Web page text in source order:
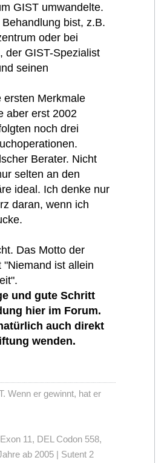
GIST umwandelte.
bist, z.B.
oder bei
der GIST-Spezialist
seinen
ersten Merkmale
aber erst 2002
noch drei
Berater. Nicht
selten an den
ideal. Ich denke nur
daran, wenn ich
Das Motto der
"Niemand ist allein
und gute Schritt
hier im Forum.
auch direkt
wenden.
Wenn er gewinnt, hat er
11, DEL Codon 558,
ab 2005 | Sutent 2